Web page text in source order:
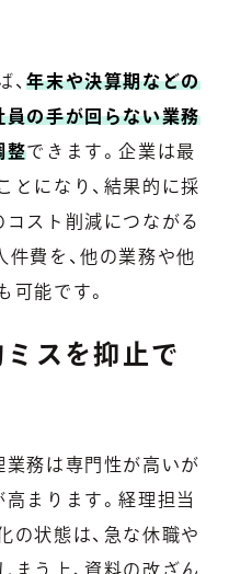
、年末や決算期などの
員の手が回らない業務
整できます。企業は最
とになり、結果的に採
コスト削減につながる
件費を、他の業務や他
可能です。
ミスを抑止で
業務は専門性が高いが
まります。経理担当
の状態は、急な休職や
まう上、資料の改ざん